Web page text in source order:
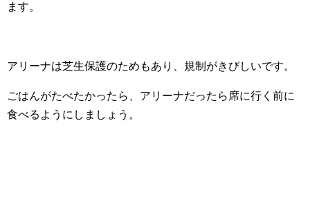
ます。
アリーナは芝生保護のためもあり、規制がきびしいです。
ごはんがたべたかったら、アリーナだったら席に行く前に
食べるようにしましょう。